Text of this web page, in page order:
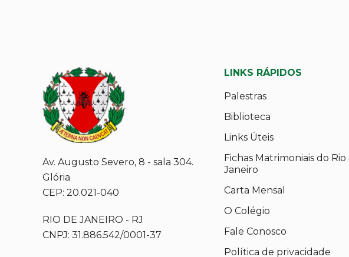
Av. Augusto Severo, 8 - sala 304.
Glória
CEP: 20.021-040
RIO DE JANEIRO - RJ
CNPJ: 31.886.542/0001-37
LINKS RÁPIDOS
Palestras
Biblioteca
Links Úteis
Fichas Matrimoniais do Rio
Janeiro
Carta Mensal
O Colégio
Fale Conosco
Política de privacidade